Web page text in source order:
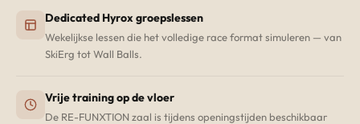
Dedicated Hyrox groepslessen
Wekelijkse lessen die het volledige race format simuleren — van
SkiErg tot Wall Balls.
Vrije training op de vloer
De RE-FUNXTION zaal is tijdens openingstijden beschikbaar